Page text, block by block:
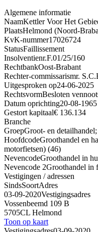
Algemene informatie
NaamKettler Voor Het
PlaatsHelmond (Noord-
KvK-nummer17026724
StatusFaillissement
Insolventienr.F.01/25/160
RechtbankOost-Brabant
Rechter-commissarismr.
Uitgesproken op24-06-2025
RechtsvormBesloten
Datum oprichting20-08-1965
Gestort kapitaal€ 136.134
Branche
GroepGroot- en
HoofdcodeGroothandel en
motorfietsen) (46)
NevencodeGroothandel in
Nevencode 2Groothandel in
Vestigingen / adressen
SindsSoortAdres
03-09-2020Vestigingsadres
Vossenbeemd 109 B
5705CL Helmond
Toon op kaart